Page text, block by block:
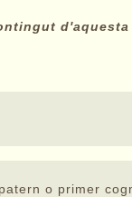
o primer